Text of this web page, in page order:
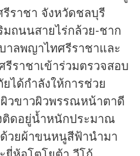
ราชา จังหวัดชลบุรี
ถนนสายไร่กล้วย-ชาก
าลพญาไทศรีราชาและ
ราชาเข้าร่วมตรวจสอบ
ได้กำลังให้การช่วย
วขาวผิวพรรณหน้าตาดี
ติดอยู่น้ำหนักประมาณ
วยผ้าขนหนูสีฟ้านำมา